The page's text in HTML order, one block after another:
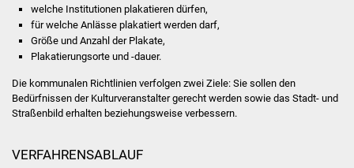
Formulare
Bildung
Schulen
welche Institutionen plakatieren dürfen,
für welche Anlässe plakatiert werden darf,
Größe und Anzahl der Plakate,
Plakatierungsorte und -dauer.
Die kommunalen Richtlinien verfolgen zwei Ziele: Sie sollen den
Bedürfnissen der Kulturveranstalter gerecht werden sowie das Stadt- und
Straßenbild erhalten beziehungsweise verbessern.
VERFAHRENSABLAUF